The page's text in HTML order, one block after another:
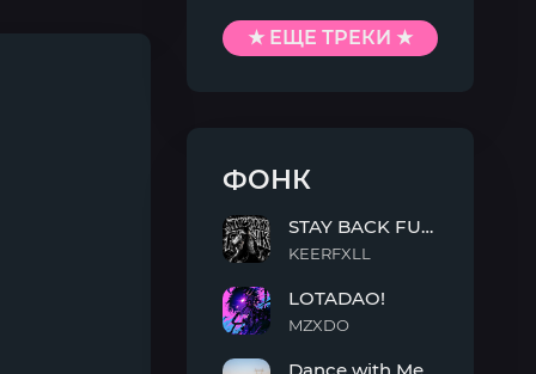
★ ЕЩЕ ТРЕКИ ★
ФОНК
BACK
FUNK
STAY BACK FUNK
KEERFXLL
LOTADAO!
MZXDO